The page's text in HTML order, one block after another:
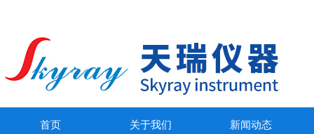
首页 关于我们 新闻动态